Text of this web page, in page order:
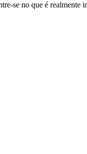
se no que é